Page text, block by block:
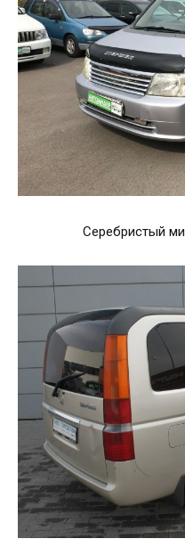
Серебристый